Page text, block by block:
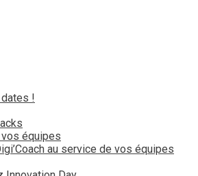
!
équipes
au service de vos équipes